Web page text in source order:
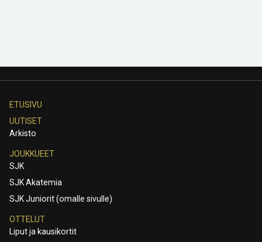
ETUSIVU
UUTISET
Arkisto
JOUKKUEET
SJK
SJK Akatemia
SJK Juniorit (omalle sivulle)
OTTELUT
Liput ja kausikortit